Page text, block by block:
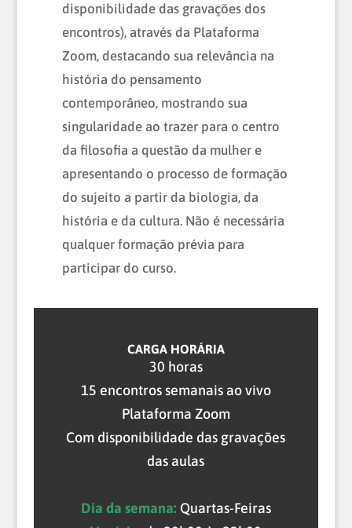
disponibilidade das gravações dos
encontros), através da Plataforma
Zoom, destacando sua relevância na
história do pensamento
contemporâneo, mostrando sua
singularidade ao trazer para o centro
da filosofia a questão da mulher e
apresentando o processo de formação
do sujeito a partir da biologia, da
história e da cultura. Não é necessária
qualquer formação prévia para
participar do curso.
CARGA HORÁRIA
30 horas
15 encontros semanais ao vivo
Plataforma Zoom
Com disponibilidade das gravações
das aulas
Dia da semana: Quartas-Feiras